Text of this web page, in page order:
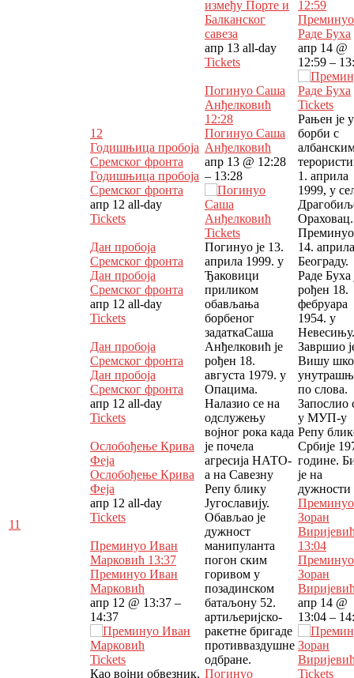
11
12
Годишњица пробоја
Сремског фронта
Годишњица пробоја
Сремског фронта
апр 12 all-day
Tickets
Дан пробоја
Сремског фронта
Дан пробоја
Сремског фронта
апр 12 all-day
Tickets
Дан пробоја
Сремског фронта
Дан пробоја
Сремског фронта
апр 12 all-day
Tickets
Ослобођење Крива
Феја
Ослобођење Крива
Феја
апр 12 all-day
Tickets
Преминуо Иван
Марковић 13:37
Преминуо Иван
Марковић
апр 12 @ 13:37 –
14:37
Tickets
Као војни обвезник,
између Порте и
Балканског
савеза
апр 13 all-day
Tickets
Погинуо Саша
Анђелковић
12:28
Погинуо Саша
Анђелковић
апр 13 @ 12:28
– 13:28
Tickets
Погинуо је 13.
априла 1999. у
Ђаковици
приликом
обављања
борбеног
задаткаСаша
Анђелковић је
рођен 18.
августа 1979. у
Опацима.
Налазио се на
одслужењу
војног рока када
је почела
агресија НАТО-
а на Савезну
Репу блику
Југославију.
Обављао је
дужност
манипуланта
погон ским
горивом у
позадинском
батаљону 52.
артиљеријско-
ракетне бригаде
противваздушне
одбране.
Погинуо
12:59
Преминуо
Раде Буха
апр 14 @
12:59 –
Tickets
Рањен је у
борби с
1. априла
1999, у
Ораховац.
Преминуо
14.
Београду.
Раде Буха
рођен 18.
фебруapa
1954. у
Невесињу.
Завршио
Вишу
по слова.
Запослио
у МУП-у
Репу
Србије
године.
је на
дужности
Преминуо
Зоран
13:04
Преминуо
Зоран
апр 14 @
13:04 –
Tickets